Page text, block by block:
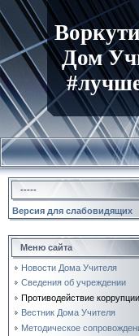
Дом
-----
Версия для слабовидящих
Меню сайта
Новости Дома Учителя
Сведения об учреждении
Противодействие коррупции
Вестник Дома Учителя
Методическое